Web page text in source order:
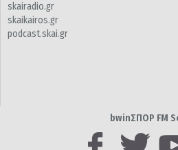
skairadio.gr
skaikairos.gr
podcast.skai.gr
bwinΣΠΟΡ FM